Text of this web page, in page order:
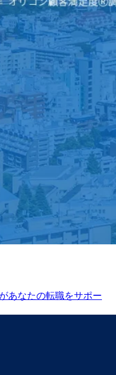
あなたの転職をサポー